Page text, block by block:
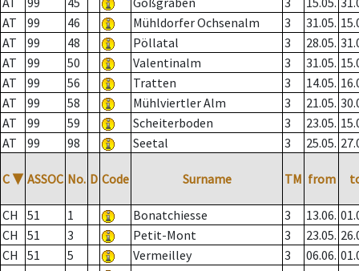
AT
99 46 Mühldorfer Ochsenalm 3 31.05.
AT
99 48 Pöllatal 3 28.05.
AT
99 50 Valentinalm 3 31.05.
AT
99 56 Tratten 3 14.05.
AT
99 58 Mühlviertler Alm 3 21.05.
AT
99 59 Scheiterboden 3 23.05.
AT
99 98 Seetal 3 25.05.
C ▼ ASSOC No. D Code Surname TM from
CH 51 1 Bonatchiesse 3 13.06.
CH
51 3 Petit-Mont 3 23.05.
CH
51 5 Vermeilley 3 06.06.